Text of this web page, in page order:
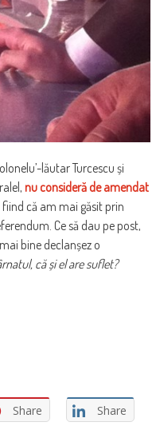
lăutar Turcescu și
nu consideră de amendat
fiind că am mai găsit prin
Ce să dau pe post,
bine declanșez o
că și el are suflet?
Share Share